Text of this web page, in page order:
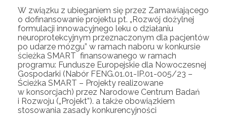
W związku z ubieganiem się przez Zamawiającego
o dofinansowanie projektu pt. „Rozwój dożylnej
formulacji innowacyjnego leku o działaniu
neuroprotekcyjnym przeznaczonym dla pacjentów
po udarze mózgu” w ramach naboru w konkursie
ścieżka SMART finansowanego w ramach
programu: Fundusze Europejskie dla Nowoczesnej
Gospodarki (Nabór FENG.01.01-IP.01-005/23 –
Ścieżka SMART – Projekty realizowane
w konsorcjach) przez Narodowe Centrum Badań
i Rozwoju („Projekt”). a także obowiązkiem
stosowania zasady konkurencyjności